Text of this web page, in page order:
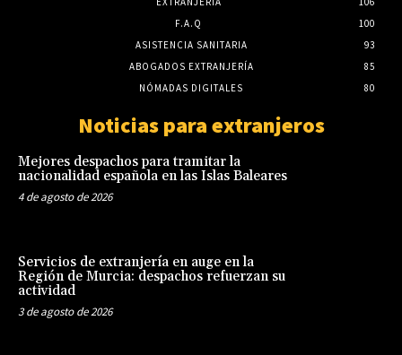
F.A.Q
100
ASISTENCIA SANITARIA
93
ABOGADOS EXTRANJERÍA
85
NÓMADAS DIGITALES
80
Noticias para extranjeros
Mejores despachos para tramitar la
nacionalidad española en las Islas Baleares
4 de agosto de 2026
Servicios de extranjería en auge en la
Región de Murcia: despachos refuerzan su
actividad
3 de agosto de 2026